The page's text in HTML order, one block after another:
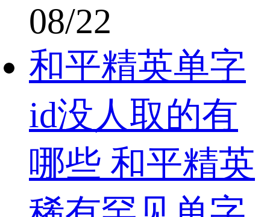
08/22
和平精英单字
id没人取的有
哪些 和平精英